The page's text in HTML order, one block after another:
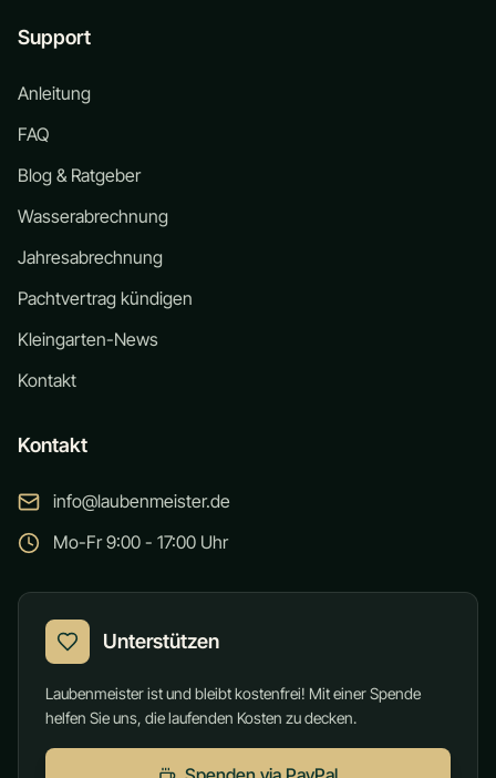
Support
Anleitung
FAQ
Blog & Ratgeber
Wasserabrechnung
Jahresabrechnung
Pachtvertrag kündigen
Kleingarten-News
Kontakt
Kontakt
info@laubenmeister.de
Mo-Fr 9:00 - 17:00 Uhr
Unterstützen
Laubenmeister ist und bleibt kostenfrei! Mit einer Spende
helfen Sie uns, die laufenden Kosten zu decken.